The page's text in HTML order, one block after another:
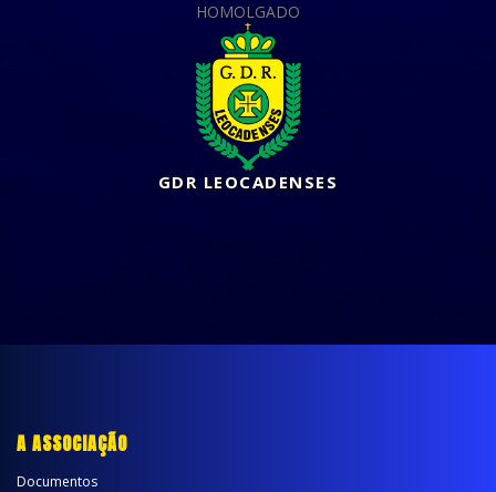
HOMOLGADO
GDR LEOCADENSES
A ASSOCIAÇÃO
Documentos